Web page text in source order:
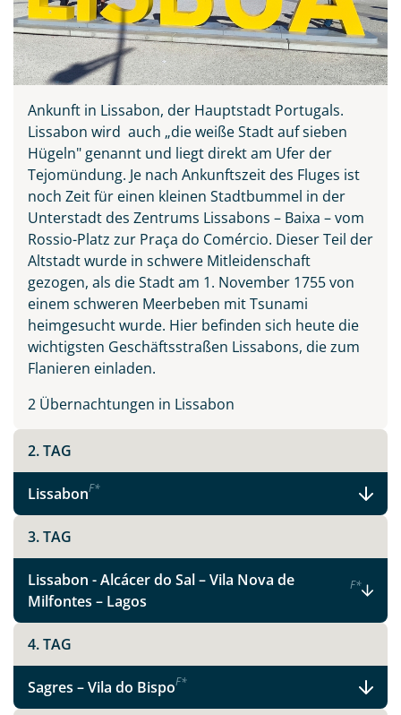
Ankunft in Lissabon, der Hauptstadt Portugals.
Lissabon wird auch „die weiße Stadt auf sieben
Hügeln" genannt und liegt direkt am Ufer der
Tejomündung. Je nach Ankunftszeit des Fluges ist
noch Zeit für einen kleinen Stadtbummel in der
Unterstadt des Zentrums Lissabons – Baixa – vom
Rossio-Platz zur Praça do Comércio. Dieser Teil der
Altstadt wurde in schwere Mitleidenschaft
gezogen, als die Stadt am 1. November 1755 von
einem schweren Meerbeben mit Tsunami
heimgesucht wurde. Hier befinden sich heute die
wichtigsten Geschäftsstraßen Lissabons, die zum
Flanieren einladen.
2 Übernachtungen in Lissabon
2. TAG
LissabonF*
3. TAG
Lissabon - Alcácer do Sal – Vila Nova de
Milfontes – Lagos
F*
4. TAG
Sagres – Vila do BispoF*